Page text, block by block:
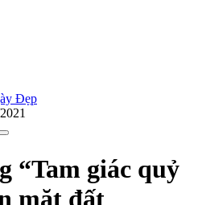
Đẹp
“Tam giác quỷ
mặt đất